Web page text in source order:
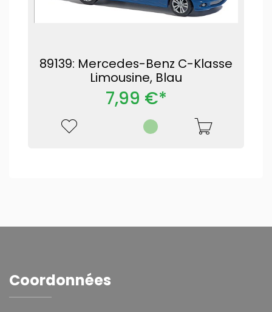
89139: Mercedes-Benz C-Klasse
Limousine, Blau
7,99 €*
Coordonnées